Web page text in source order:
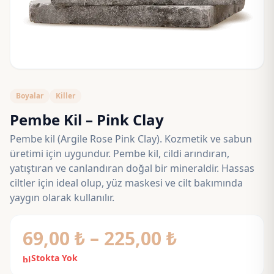
Boyalar Killer
Pembe Kil – Pink Clay
Pembe kil (Argile Rose Pink Clay). Kozmetik ve sabun
üretimi için uygundur. Pembe kil, cildi arındıran,
yatıştıran ve canlandıran doğal bir mineraldir. Hassas
ciltler için ideal olup, yüz maskesi ve cilt bakımında
yaygın olarak kullanılır.
69,00 ₺ – 225,00 ₺Fiyat
block
Stokta Yok